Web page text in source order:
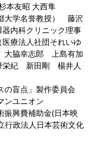
本友昭 大西隼
大学名誉教授） 藤沢
内科クリニック理事
療法人社団それいゆ
大脇幸志郎 上島有加
紀 新田剛 楊井人
の盲点」製作委員会
ンユニオン
振興費補助金(日本映
行政法人日本芸術文化